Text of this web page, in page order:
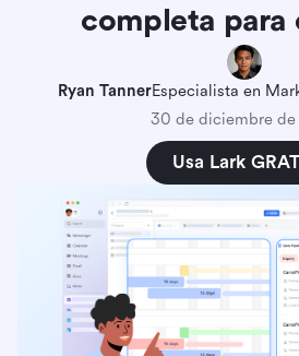
completa para
Ryan TannerEspecialista en
30 de diciembre de
Usa Lark